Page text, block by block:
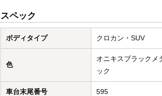
スペック
ボディタイプ クロカン・SUV
色
オニキスブラックメ
ック
車台末尾番号 595